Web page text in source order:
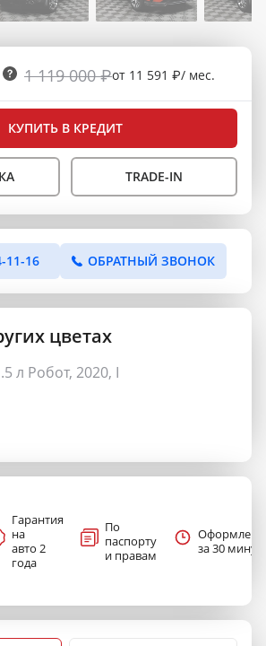
1 119 000 ₽от 11 591 ₽/ мес.
КУПИТЬ В КРЕДИТ
TRADE-IN
11-16 ОБРАТНЫЙ ЗВОНОК
цветах
л Робот, 2020, I
Гарантия
на
авто 2
года
По
паспорту
и правам
за 30 минут